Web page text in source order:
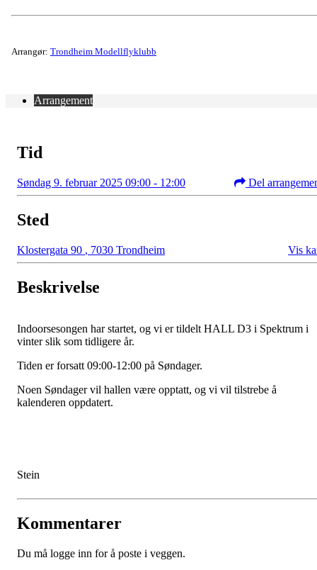
Arrangør: Trondheim Modellflyklubb
Arrangement
Tid
Søndag 9. februar 2025 09:00 - 12:00 Del
Sted
Klostergata 90 , 7030 Trondheim Vis
Beskrivelse
Indoorsesongen har startet, og vi er tildelt HALL D3 i Spektrum i
vinter slik som tidligere år.
Tiden er forsatt 09:00-12:00 på Søndager.
Noen Søndager vil hallen være opptatt, og vi vil tilstrebe å
kalenderen oppdatert.
Stein
Kommentarer
Du må logge inn for å poste i veggen.